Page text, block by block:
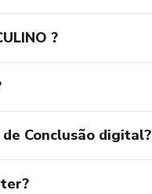
?
Conclusão digital?